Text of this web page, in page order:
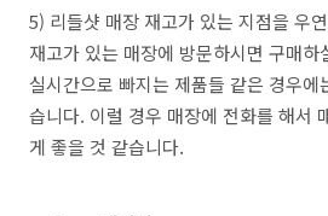
5) 리들샷 매장 재고가 있는 지점을 우
재고가 있는 매장에 방문하시면 구매하
실시간으로 빠지는 제품들 같은 경우에
습니다. 이럴 경우 매장에 전화를 해서
게 좋을 것 같습니다.